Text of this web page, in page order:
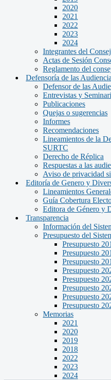
2020
2021
2022
2023
2024
Integrantes del
Actas de Sesión
Reglamento del
Defensoría de las
Defensor de las
Entrevistas y
Publicaciones
Quejas o sugerencias
Informes
Recomendaciones
Lineamientos de la
SURTC
Derecho de Réplica
Respuestas a las
Aviso de privacidad
Editoría de Genero y
Lineamientos
Guía Cobertura
Editora de Género y
Transparencia
Información del
Presupuesto del
Presupuesto
Presupuesto
Presupuesto
Presupuesto
Presupuesto
Presupuesto
Presupuesto
Presupuesto
Memorias
2021
2020
2019
2018
2022
2023
2024